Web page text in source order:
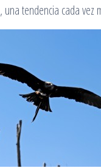
una tendencia cada vez